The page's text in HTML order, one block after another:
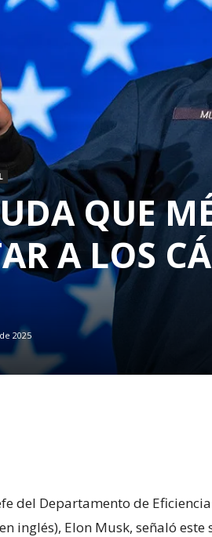
QUE
A LOS
2025
del Departamento de
inglés), Elon Musk, señaló